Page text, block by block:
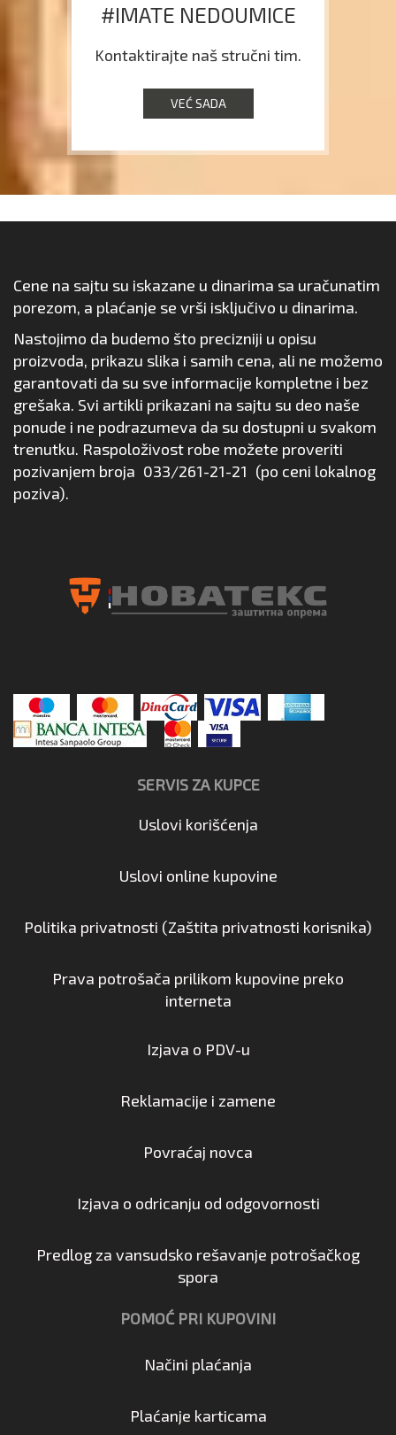
#IMATE NEDOUMICE
Kontaktirajte naš stručni tim.
VEĆ SADA
Cene na sajtu su iskazane u dinarima sa uračunatim
porezom, a plaćanje se vrši isključivo u dinarima.
Nastojimo da budemo što precizniji u opisu
proizvoda, prikazu slika i samih cena, ali ne možemo
garantovati da su sve informacije kompletne i bez
grešaka. Svi artikli prikazani na sajtu su deo naše
ponude i ne podrazumeva da su dostupni u svakom
trenutku. Raspoloživost robe možete proveriti
pozivanjem broja 033/261-21-21 (po ceni lokalnog
poziva).
SERVIS ZA KUPCE
Uslovi korišćenja
Uslovi online kupovine
Politika privatnosti (Zaštita privatnosti korisnika)
Prava potrošača prilikom kupovine preko
interneta
Izjava o PDV-u
Reklamacije i zamene
Povraćaj novca
Izjava o odricanju od odgovornosti
Predlog za vansudsko rešavanje potrošačkog
spora
POMOĆ PRI KUPOVINI
Načini plaćanja
Plaćanje karticama